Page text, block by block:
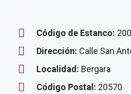
Código de Estanco:
Dirección: Calle San
Localidad: Bergara
Código Postal: 20570